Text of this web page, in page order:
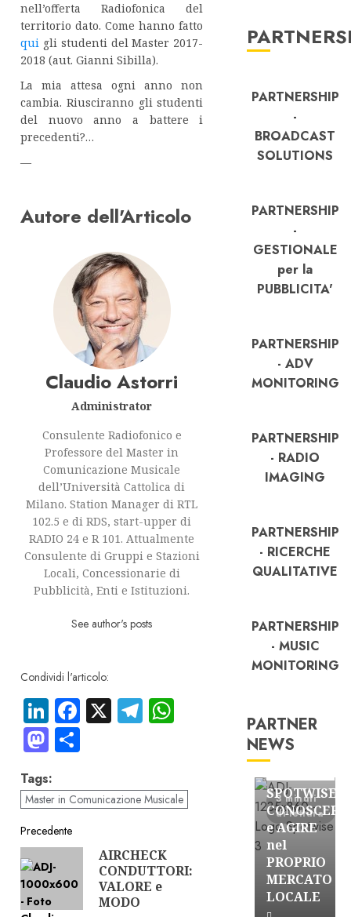
nell’offerta Radiofonica del
territorio dato. Come hanno fatto
qui gli studenti del Master 2017-
2018 (aut. Gianni Sibilla).
La mia attesa ogni anno non
cambia. Riusciranno gli studenti
del nuovo anno a battere i
precedenti?…
—
Autore dell'Articolo
Claudio Astorri
Administrator
Consulente Radiofonico e
Professore del Master in
Comunicazione Musicale
dell’Università Cattolica di
Milano. Station Manager di RTL
102.5 e di RDS, start-upper di
RADIO 24 e R 101. Attualmente
Consulente di Gruppi e Stazioni
Locali, Concessionarie di
Pubblicità, Enti e Istituzioni.
See author's posts
Condividi l'articolo:
LinkedIn
Facebook
X TelegramWhatsApp
Mastodon
Tags:
Master in Comunicazione Musicale
Navigazione
articolo
Precedente
Articolo
precedente:
AIRCHECK
CONDUTTORI:
VALORE e
MODO
PARTNERSHIP
-
BROADCAST
SOLUTIONS
PARTNERSHIP
-
GESTIONALE
per la
PUBBLICITA'
PARTNERSHIP
- ADV
MONITORING
PARTNERSHIP
- RADIO
IMAGING
PARTNERSHIP
- RICERCHE
QUALITATIVE
PARTNERSHIP
- MUSIC
MONITORING
PARTNER
NEWS
3 minuti
di lettura
FREE
SPOTWISE:
CONOSCERE
e AGIRE
nel
PROPRIO
MERCATO
LOCALE
FREE